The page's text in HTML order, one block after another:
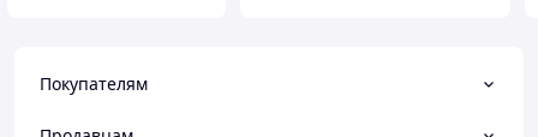
Покупателям